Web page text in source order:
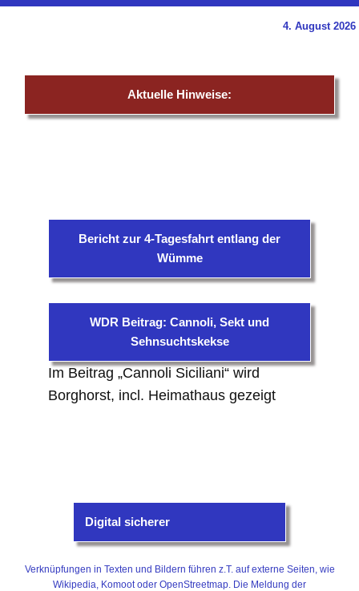
4. August 2026
Aktuelle Hinweise:
Bericht zur 4-Tagesfahrt entlang der
Wümme
WDR Beitrag: Cannoli, Sekt und
Sehnsuchtskekse
Im Beitrag „Cannoli Siciliani“ wird
Borghorst, incl. Heimathaus gezeigt
Digital sicherer
Verknüpfungen in Texten und Bildern führen z.T. auf externe Seiten, wie
Wikipedia, Komoot oder OpenStreetmap. Die Meldung der